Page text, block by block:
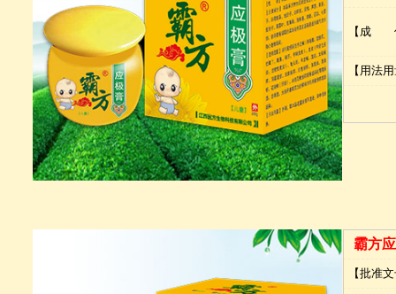
【成
【用法
霸方
【批准